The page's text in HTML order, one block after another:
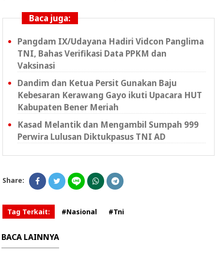
Baca juga:
Pangdam IX/Udayana Hadiri Vidcon Panglima
TNI, Bahas Verifikasi Data PPKM dan
Vaksinasi
Dandim dan Ketua Persit Gunakan Baju
Kebesaran Kerawang Gayo ikuti Upacara HUT
Kabupaten Bener Meriah
Kasad Melantik dan Mengambil Sumpah 999
Perwira Lulusan Diktukpasus TNI AD
Share:
Tag Terkait: #Nasional #Tni
BACA LAINNYA